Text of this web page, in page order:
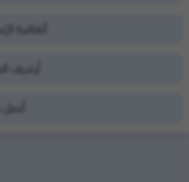
أتفاقية
أرشيف
أتصل